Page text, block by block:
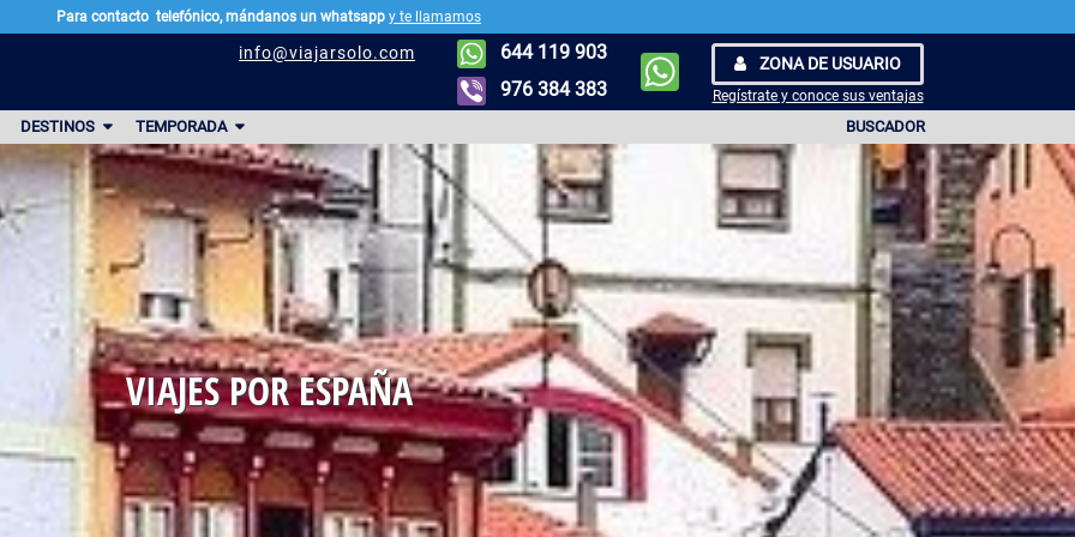
644 119 903
976 384 383
ZONA DE USUARIO
Regístrate y conoce sus ventajas
info@viajarsolo.com
DESTINOS TEMPORADA BUSCADOR
VIAJES POR ESPAÑA
Para contacto telefónico, mándanos un whatsapp y te llamamos